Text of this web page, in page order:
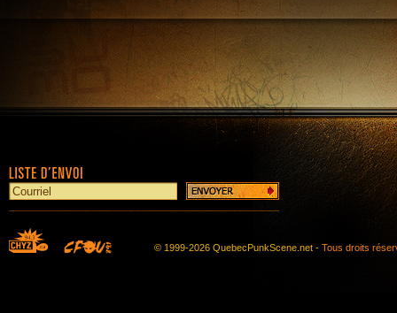
© 1999-2026 QuebecPunkScene.net - Tous droits